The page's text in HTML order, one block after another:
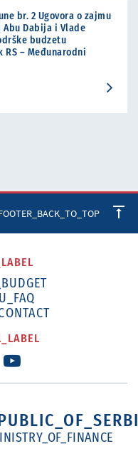
br. 2 Ugovora o zajmu
Abu Dabija i Vlade
budzetu
– Međunarodni